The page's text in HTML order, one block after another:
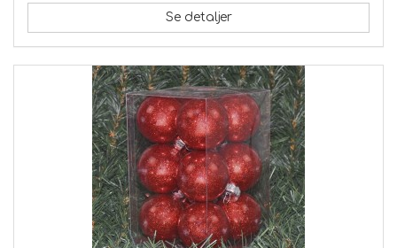
Se detaljer